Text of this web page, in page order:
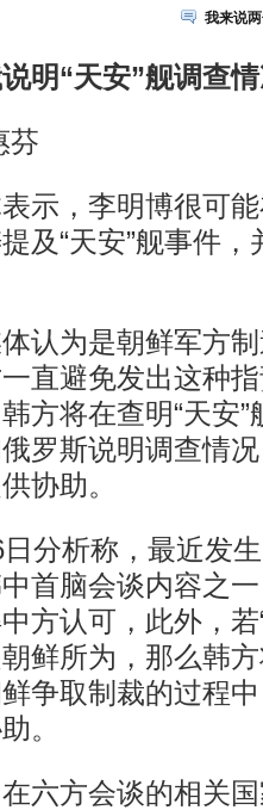
我来说
明“天安”舰调查
，李明博很可能
及“天安”舰事件
为是朝鲜军方制
直避免发出这种
方将在查明“天安
罗斯说明调查情
协助。
析称，最近发生
首脑会谈内容之
方认可，此外，若
鲜所为，那么韩
争取制裁的过程
。
方会谈的相关国